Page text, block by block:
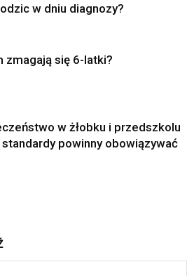
w dniu diagnozy?
zmagają się 6-latki?
w żłobku i przedszkolu
powinny obowiązywać